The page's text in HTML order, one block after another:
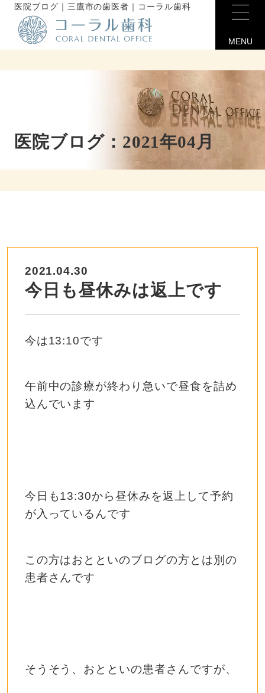
医院ブログ｜三鷹市の歯医者｜コーラル歯科
MENU
医院ブログ：2021年04月
2021.04.30
今日も昼休みは返上です
今は13:10です
午前中の診療が終わり急いで昼食を詰め
込んでいます
今日も13:30から昼休みを返上して予約
が入っているんです
この方はおとといのブログの方とは別の
患者さんです
そうそう、おとといの患者さんですが、